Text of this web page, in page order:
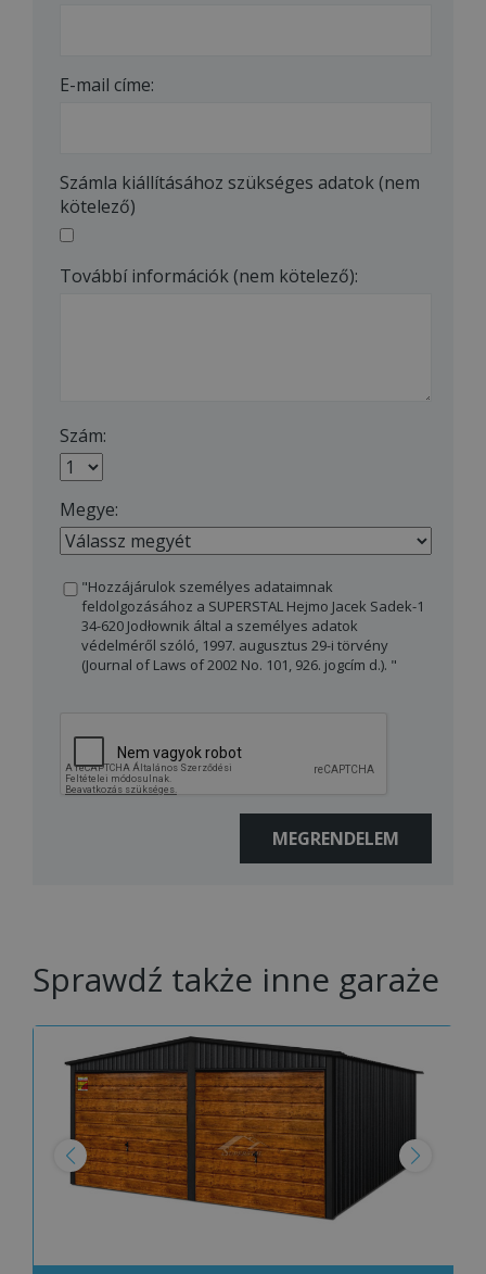
E-mail címe:
Számla kiállításához szükséges adatok (nem
kötelező)
Továbbí információk (nem kötelező):
Szám:
Megye:
"Hozzájárulok személyes adataimnak
feldolgozásához a SUPERSTAL Hejmo Jacek Sadek-1
34-620 Jodłownik által a személyes adatok
védelméről szóló, 1997. augusztus 29-i törvény
(Journal of Laws of 2002 No. 101, 926. jogcím d.). "
Sprawdź także inne garaże